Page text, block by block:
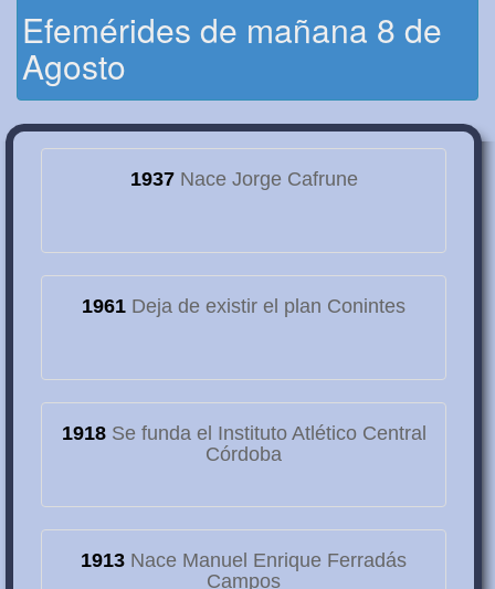
Efemérides de mañana 8 de
Agosto
1937Nace Jorge Cafrune
1961 Deja de existir el plan Conintes
1918Se funda el Instituto Atlético Central
Córdoba
1913 Nace Manuel Enrique Ferradás
Campos